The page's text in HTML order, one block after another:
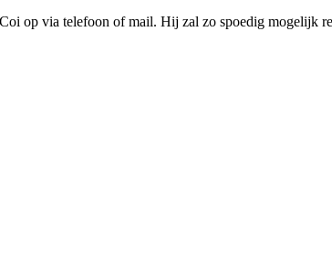
op via telefoon of mail. Hij zal zo spoedig mogelijk